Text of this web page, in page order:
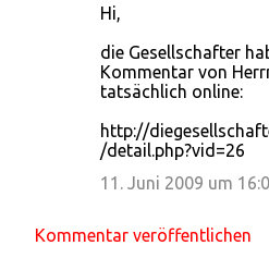
Hi,
die Gesellschafter
Kommentar von
tatsächlich online:
http://
/detail.php?vid=26
11. Juni 2009 um
Kommentar veröffentlichen